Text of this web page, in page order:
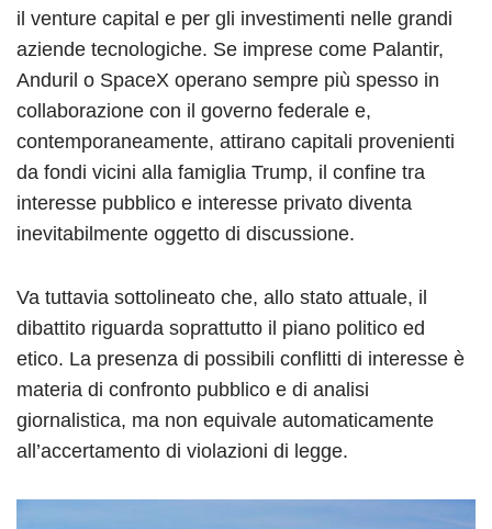
il venture capital e per gli investimenti nelle grandi
aziende tecnologiche. Se imprese come Palantir,
Anduril o SpaceX operano sempre più spesso in
collaborazione con il governo federale e,
contemporaneamente, attirano capitali provenienti
da fondi vicini alla famiglia Trump, il confine tra
interesse pubblico e interesse privato diventa
inevitabilmente oggetto di discussione.
Va tuttavia sottolineato che, allo stato attuale, il
dibattito riguarda soprattutto il piano politico ed
etico. La presenza di possibili conflitti di interesse è
materia di confronto pubblico e di analisi
giornalistica, ma non equivale automaticamente
all’accertamento di violazioni di legge.